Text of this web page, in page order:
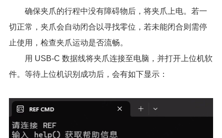
确保夹爪的行程中没有障碍物后，将夹爪上电。若一
切正常，夹爪会自动闭合以寻找零位，若未能闭合则需停
止使用，检查夹爪运动是否流畅。
用 USB-C 数据线将夹爪连接至电脑，并打开上位机软
件。等待上位机识别成功后，会有如下显示：